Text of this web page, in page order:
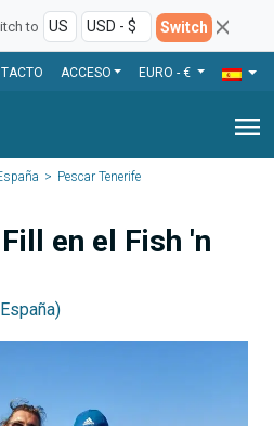
to Switch
ACCESO EURO - €
menu
Pescar Tenerife
en el Fish 'n